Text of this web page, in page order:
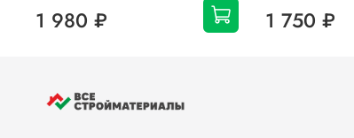
1 980 ₽ 1 750 ₽